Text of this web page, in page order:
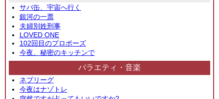
サバ缶、宇宙へ行く
銀河の一票
夫婦別姓刑事
LOVED ONE
102回目のプロポーズ
今夜、秘密のキッチンで
バラエティ・音楽
ネプリーグ
今夜はナゾトレ